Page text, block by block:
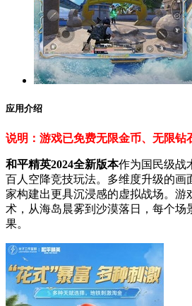
应用介绍
说明：游戏已免费无限金币、无限钻
和平精英2024全新版本作为国民级战
百人空降竞技玩法。多维度升级的画
家构建出更具沉浸感的虚拟战场。游
术，从海岛晨雾到沙漠落日，每个场
果。